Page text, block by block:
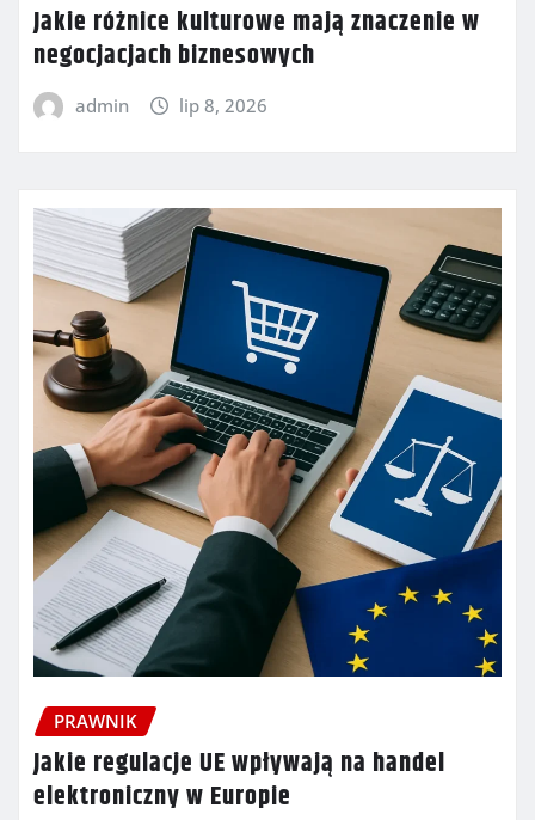
Jakie różnice kulturowe mają znaczenie w
negocjacjach biznesowych
admin lip 8, 2026
PRAWNIK
Jakie regulacje UE wpływają na handel
elektroniczny w Europie